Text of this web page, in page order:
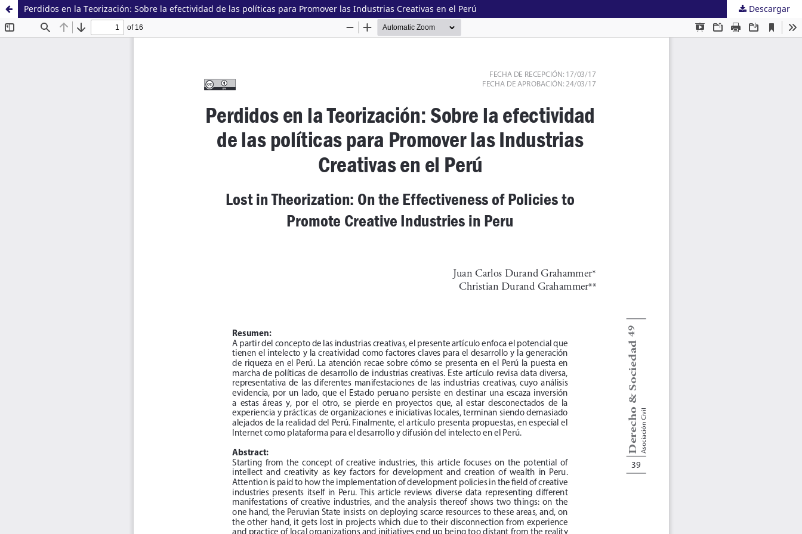
Perdidos en la Teorización: Sobre la efectividad de las políticas para Promover las Industrias Creativas en el Perú Descargar